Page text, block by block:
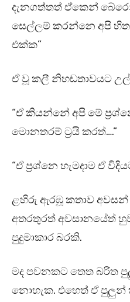
දැනගත්තත් ඒකෙන්
සෙල්ලම් කරන්නෙ අපි
එක්ක”
ඒ වූ කලී නිහඬතාවයට
“ඒ කියන්නේ අපි මේ
මොනතරම් ට්‍රයි කරත්….”
“ඒ ප්‍රශ්නෙ හැමදාම ඒ
ළහිරු ඇරඹූ කතාව
අතරතුරත් අවසානයේත්
පුදුමාකාර බරකි.
මද පවනකට තෙත බරිත
නොහැක. එහෙත් ඒ පුලුන්